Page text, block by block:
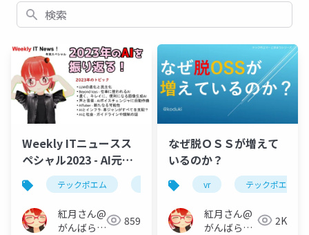
検索
Weekly ITニュースス
ペシャル2023 - AI元年
を全部振り返る！
テックポエム
紅月さん@
がんばらな
859
なぜ脱ＯＳＳが増えて
いるのか？
vr テックポエム
紅月さん@
がんばらな
2K